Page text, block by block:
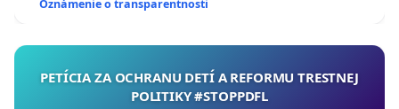
Oznámenie o transparentnosti
PETÍCIA ZA OCHRANU DETÍ A REFORMU TRESTNEJ
POLITIKY #STOPPDFL